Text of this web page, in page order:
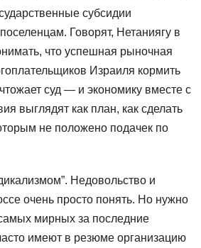
субсидии
Говорят, Нетаниягу в
что успешная рыночная
Израиля кормить
суд — и экономику вместе с
выглядят как план, как сделать
не положено подачек по
Недовольство и
очень просто понять. Но нужно
мирных за последние
имеют в резюме организацию